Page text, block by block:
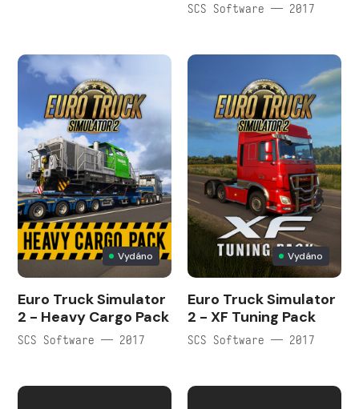
SCS Software — 2017
Vydáno
Euro Truck Simulator
2 - Heavy Cargo Pack
SCS Software — 2017
Vydáno
Euro Truck Simulator
2 - XF Tuning Pack
SCS Software — 2017